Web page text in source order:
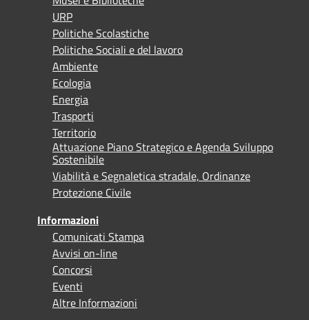
URP
Politiche Scolastiche
Politiche Sociali e del lavoro
Ambiente
Ecologia
Energia
Trasporti
Territorio
Attuazione Piano Strategico e Agenda Sviluppo
Sostenibile
Viabilità e Segnaletica stradale, Ordinanze
Protezione Civile
Informazioni
Comunicati Stampa
Avvisi on-line
Concorsi
Eventi
Altre Informazioni